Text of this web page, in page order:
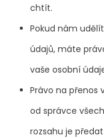
chtít.
Pokud nám
údajů, máte
vaše osobní
Právo na přenos
od správce
rozsahu je